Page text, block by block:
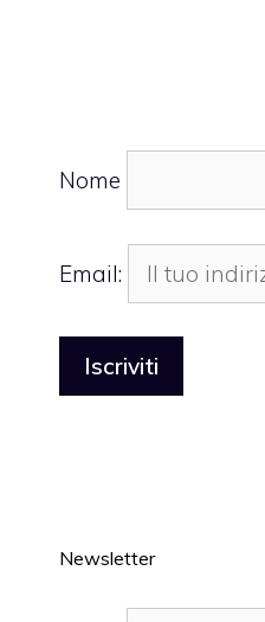
Nome
Email:
Newsletter